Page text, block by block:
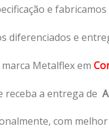
e fabricamos
diferenciados e
Metalflex em
receba a entrega de
com